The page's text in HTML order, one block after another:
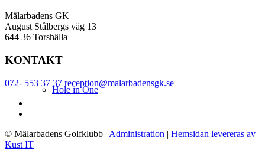
Hole in One
Mälarbadens GK
August Stålbergs väg 13
644 36 Torshälla
KONTAKT
072- 553 37 37 reception@malarbadensgk.se
© Mälarbadens Golfklubb | Administration | Hemsidan levereras av
Kust IT